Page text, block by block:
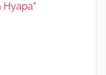
Нуара"